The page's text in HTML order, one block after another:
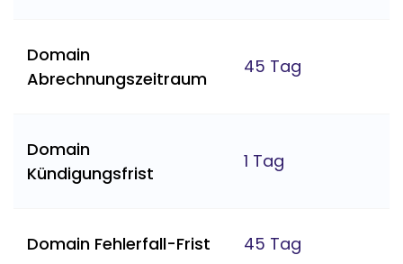
Domain
Abrechnungszeitraum
45 Tag
Domain
Kündigungsfrist
1 Tag
Domain Fehlerfall-Frist 45 Tag